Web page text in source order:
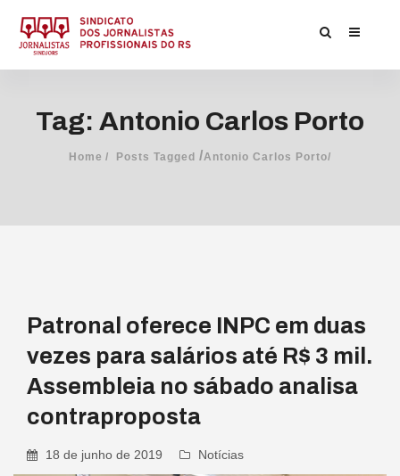
Tag: Antonio Carlos Porto
Home Posts Tagged /Antonio Carlos Porto/
Patronal oferece INPC em duas
vezes para salários até R$ 3 mil.
Assembleia no sábado analisa
contraproposta
18 de junho de 2019 Notícias